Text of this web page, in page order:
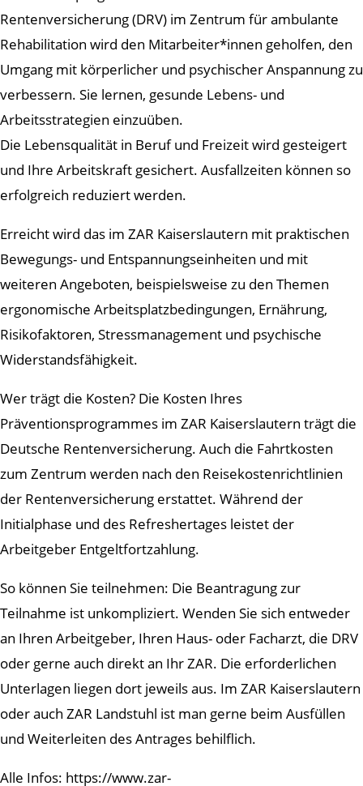
Rentenversicherung (DRV) im Zentrum für ambulante
Rehabilitation wird den Mitarbeiter*innen geholfen, den
Umgang mit körperlicher und psychischer Anspannung zu
verbessern. Sie lernen, gesunde Lebens- und
Arbeitsstrategien einzuüben.
Die Lebensqualität in Beruf und Freizeit wird gesteigert
und Ihre Arbeitskraft gesichert. Ausfallzeiten können so
erfolgreich reduziert werden.
Erreicht wird das im ZAR Kaiserslautern mit praktischen
Bewegungs- und Entspannungseinheiten und mit
weiteren Angeboten, beispielsweise zu den Themen
ergonomische Arbeitsplatzbedingungen, Ernährung,
Risikofaktoren, Stressmanagement und psychische
Widerstandsfähigkeit.
Wer trägt die Kosten? Die Kosten Ihres
Präventionsprogrammes im ZAR Kaiserslautern trägt die
Deutsche Rentenversicherung. Auch die Fahrtkosten
zum Zentrum werden nach den Reisekostenrichtlinien
der Rentenversicherung erstattet. Während der
Initialphase und des Refreshertages leistet der
Arbeitgeber Entgeltfortzahlung.
So können Sie teilnehmen: Die Beantragung zur
Teilnahme ist unkompliziert. Wenden Sie sich entweder
an Ihren Arbeitgeber, Ihren Haus- oder Facharzt, die DRV
oder gerne auch direkt an Ihr ZAR. Die erforderlichen
Unterlagen liegen dort jeweils aus. Im ZAR Kaiserslautern
oder auch ZAR Landstuhl ist man gerne beim Ausfüllen
und Weiterleiten des Antrages behilflich.
Alle Infos: https://www.zar-